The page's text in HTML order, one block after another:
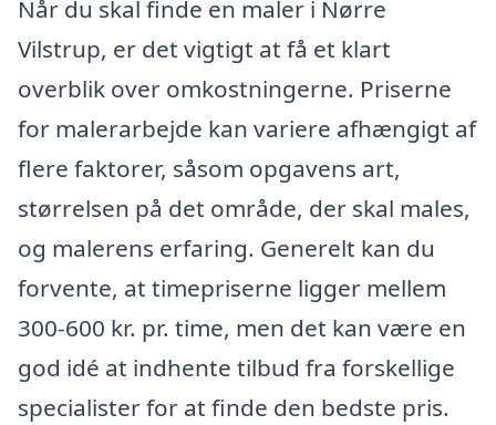
Når du skal finde en maler i Nørre
Vilstrup, er det vigtigt at få et klart
overblik over omkostningerne. Priserne
for malerarbejde kan variere afhængigt af
flere faktorer, såsom opgavens art,
størrelsen på det område, der skal males,
og malerens erfaring. Generelt kan du
forvente, at timepriserne ligger mellem
300-600 kr. pr. time, men det kan være en
god idé at indhente tilbud fra forskellige
specialister for at finde den bedste pris.